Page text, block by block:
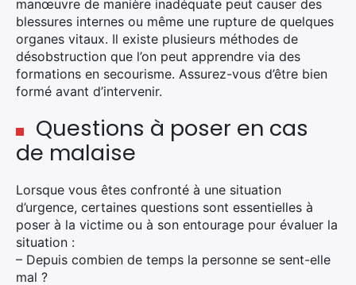
manœuvre de manière inadéquate peut causer des
blessures internes ou même une rupture de quelques
organes vitaux. Il existe plusieurs méthodes de
désobstruction que l’on peut apprendre via des
formations en secourisme. Assurez-vous d’être bien
formé avant d’intervenir.
Questions à poser en cas
de malaise
Lorsque vous êtes confronté à une situation
d’urgence, certaines questions sont essentielles à
poser à la victime ou à son entourage pour évaluer la
situation :
– Depuis combien de temps la personne se sent-elle
mal ?
Rechercher
: